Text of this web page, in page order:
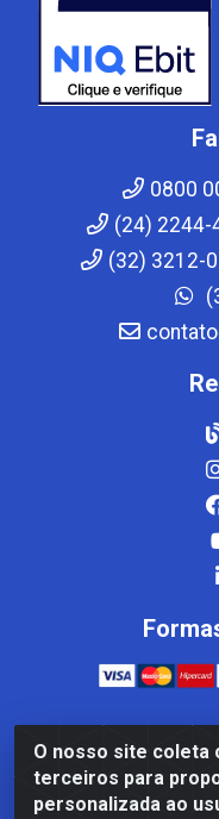
O nosso site coleta
terceiros para
personalizada ao
0800
(24) 2244-
(32) 3212-
Casa Cardão LTDA
ArinosCom, Levy